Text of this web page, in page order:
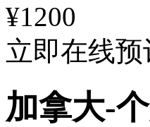
¥1200
立即在线预
加拿大-